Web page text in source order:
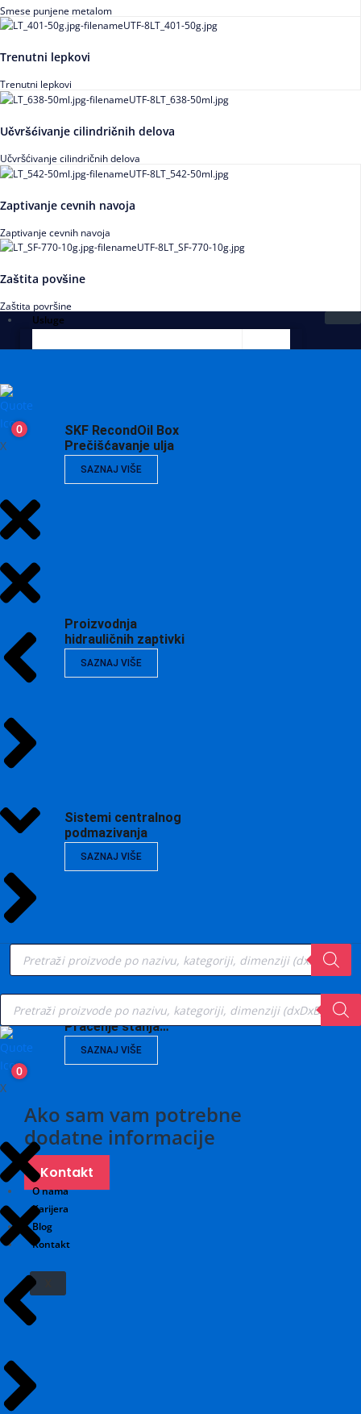
Smese punjene metalom
Trenutni lepkovi
Trenutni lepkovi
Učvršćivanje cilindričnih delova
Učvršćivanje cilindričnih delova
Zaptivanje cevnih navoja
Zaptivanje cevnih navoja
Zaštita povšine
Zaštita površine
Usluge
SKF RecondOil Box
Prečišćavanje ulja
SAZNAJ VIŠE
Proizvodnja
hidrauličnih zaptivki
SAZNAJ VIŠE
Sistemi centralnog
podmazivanja
SAZNAJ VIŠE
Vibrodijagnostika,
Praćenje stanja…
SAZNAJ VIŠE
Ako sam vam potrebne
dodatne informacije
Kontakt
O nama
Karijera
Blog
Kontakt
0
X
Products
search
Products
search
0
X